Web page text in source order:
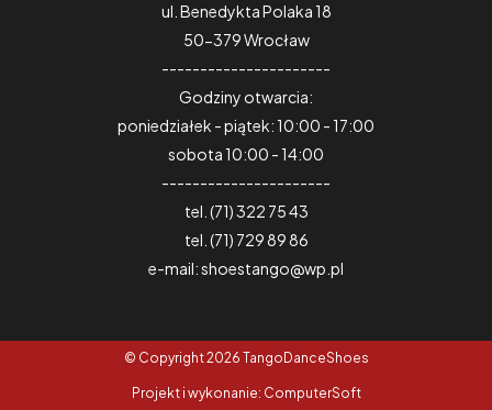
ul. Benedykta Polaka 18
50-379 Wrocław
----------------------
Godziny otwarcia:
poniedziałek - piątek: 10:00 - 17:00
sobota 10:00 - 14:00
----------------------
tel. (71) 322 75 43
tel. (71) 729 89 86
e-mail: shoestango@wp.pl
© Copyright 2026 TangoDanceShoes
Projekt i wykonanie: ComputerSoft